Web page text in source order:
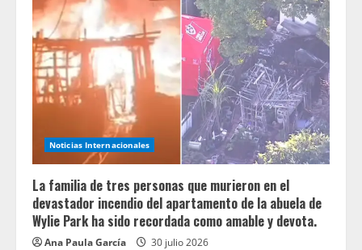
Noticias Internacionales
La familia de tres personas que murieron en el
devastador incendio del apartamento de la abuela de
Wylie Park ha sido recordada como amable y devota.
Ana Paula García 30 julio 2026